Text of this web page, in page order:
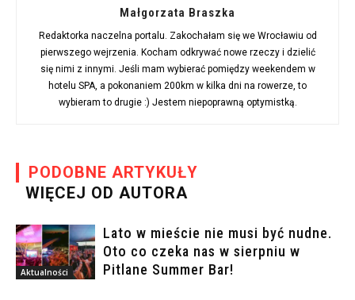
Małgorzata Braszka
Redaktorka naczelna portalu. Zakochałam się we Wrocławiu od
pierwszego wejrzenia. Kocham odkrywać nowe rzeczy i dzielić
się nimi z innymi. Jeśli mam wybierać pomiędzy weekendem w
hotelu SPA, a pokonaniem 200km w kilka dni na rowerze, to
wybieram to drugie :) Jestem niepoprawną optymistką.
PODOBNE ARTYKUŁY
WIĘCEJ OD AUTORA
Aktualności
Lato w mieście nie musi być nudne.
Oto co czeka nas w sierpniu w
Pitlane Summer Bar!